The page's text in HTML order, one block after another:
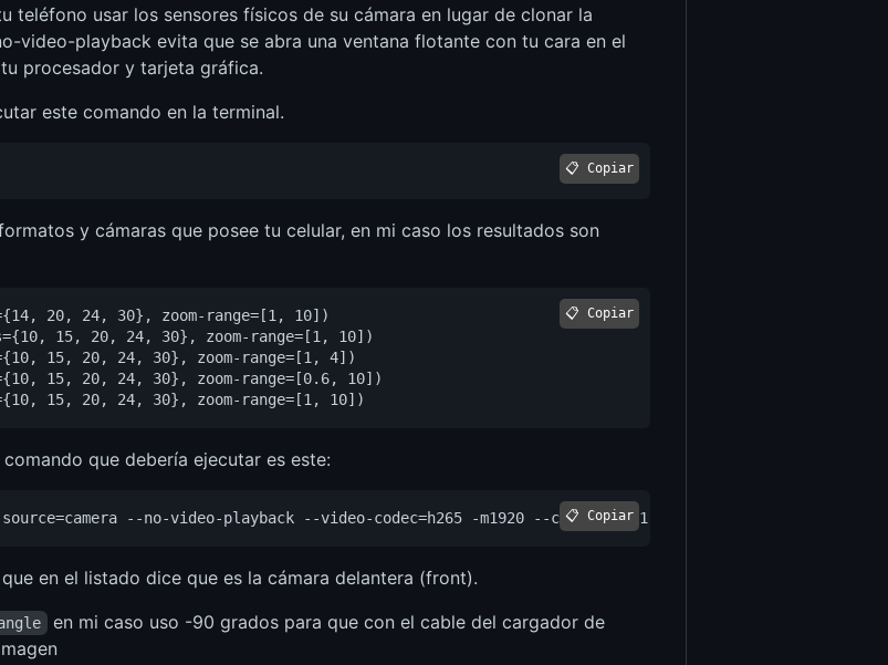
teléfono usar los sensores físicos de su cámara en lugar de clonar la
video-playback evita que se abra una ventana flotante con tu cara en el
procesador y tarjeta gráfica.
este comando en la terminal.
📋 Copiar
y cámaras que posee tu celular, en mi caso los resultados son
20, 24, 30}, zoom-range=[1, 10])
15, 20, 24, 30}, zoom-range=[1, 10])
15, 20, 24, 30}, zoom-range=[1, 4])
15, 20, 24, 30}, zoom-range=[0.6, 10])
📋 Copiar
que debería ejecutar es este:
📋 Copiar
en el listado dice que es la cámara delantera (front).
en mi caso uso -90 grados para que con el cable del cargador de